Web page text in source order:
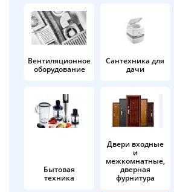
Вентиляционное
оборудование
Сантехника для
дачи
Бытовая
техника
Двери входные
и
межкомнатные,
дверная
фурнитура
по25%каждые 2 недели
Подробнее
об оплате Плайтом
Остались вопросы?
8 800 302-02-51
plait.ru